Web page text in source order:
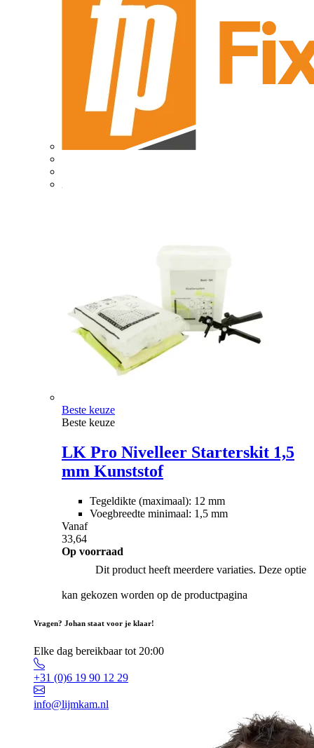
Beste keuze
Beste keuze
LK Pro Nivelleer Starterskit 1,5
mm Kunststof
Tegeldikte (maximaal): 12 mm
Voegbreedte minimaal: 1,5 mm
Vanaf
33,64
Op voorraad
Dit product heeft meerdere variaties. Deze optie
kan gekozen worden op de productpagina
Vragen? Johan staat voor je klaar!
Elke dag bereikbaar tot 20:00
+31 (0)6 19 90 12 29
info@lijmkam.nl